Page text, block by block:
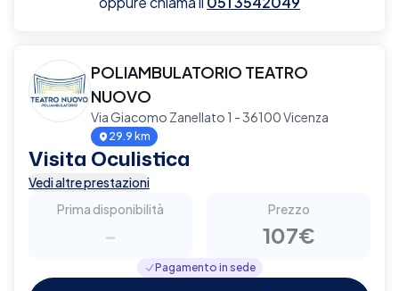
POLIAMBULATORIO TEATRO
NUOVO
Via Giacomo Zanellato 1 - 36100 Vicenza
29.9 km
Visita Oculistica
Vedi altre prestazioni
Prima disponibilità
-
Prezzo
107€
Pagamento in sede